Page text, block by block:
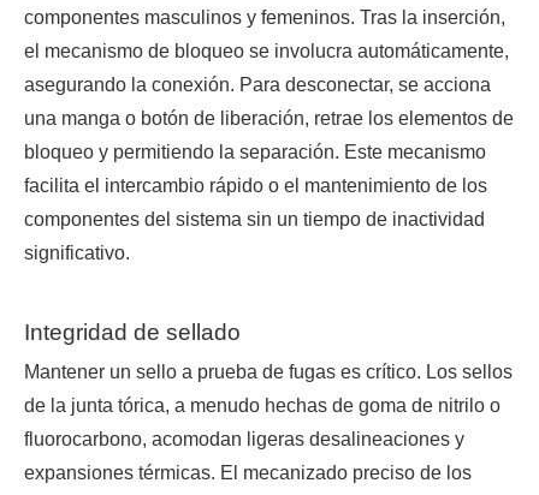
componentes masculinos y femeninos. Tras la inserción,
el mecanismo de bloqueo se involucra automáticamente,
asegurando la conexión. Para desconectar, se acciona
una manga o botón de liberación, retrae los elementos de
bloqueo y permitiendo la separación. Este mecanismo
facilita el intercambio rápido o el mantenimiento de los
componentes del sistema sin un tiempo de inactividad
significativo.
Integridad de sellado
Mantener un sello a prueba de fugas es crítico. Los sellos
de la junta tórica, a menudo hechas de goma de nitrilo o
fluorocarbono, acomodan ligeras desalineaciones y
expansiones térmicas. El mecanizado preciso de los